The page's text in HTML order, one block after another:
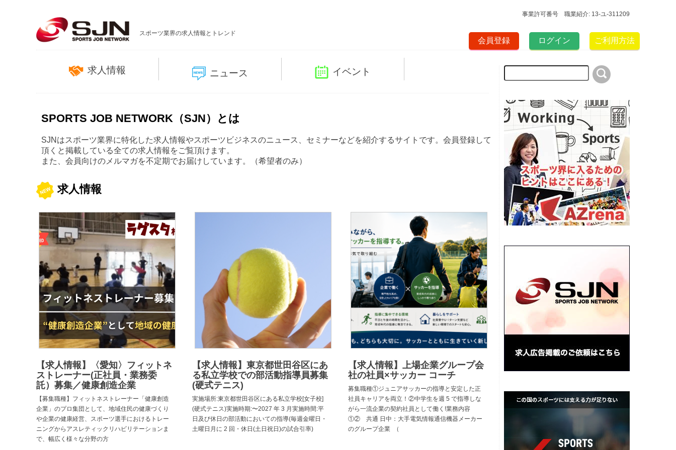
事業許可番号 職業紹介: 13-ユ-311209
スポーツ業界の求人情報とトレンド
会員登録 ログイン ご利用方法
求人情報 ニュース イベント
SPORTS JOB NETWORK（SJN）とは
SJNはスポーツ業界に特化した求人情報やスポーツビジネスのニュース、セミナーなどを紹介するサイトです。会員登録して
頂くと掲載している全ての求人情報をご覧頂けます。
また、会員向けのメルマガを不定期でお届けしています。（希望者のみ）
求人情報
【求人情報】〈愛知〉フィットネ
ストレーナー(正社員・業務委
託）募集／健康創造企業
【募集職種】フィットネストレーナー「健康創造
企業」のプロ集団として、地域住民の健康づくり
や企業の健康経営、スポーツ選手におけるトレー
ニングからアスレティックリハビリテーションま
で、幅広く様々な分野の方
【求人情報】東京都世田谷区にあ
る私立学校での部活動指導員募集
(硬式テニス)
実施場所:東京都世田谷区にある私立学校[女子校]
(硬式テニス)実施時期:〜2027 年 3 月実施時間:平
日及び休日の部活動においての指導(毎週金曜日・
土曜日月に 2 回・休日(土日祝日)の試合引率)
【求人情報】上場企業グループ会
社の社員×サッカー コーチ
募集職種①ジュニアサッカーの指導と安定した正
社員キャリアを両立！②中学生を週 5 で指導しな
がら一流企業の契約社員として働く!業務内容
①② 共通 日中：大手電気情報通信機器メーカー
のグループ企業 （